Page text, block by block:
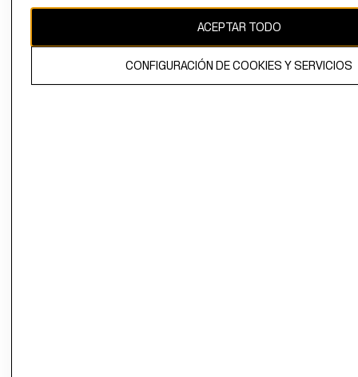
El contenido de esta página web está protegido por copyright y es
ACEPTAR TODO
CONFIGURACIÓN DE COOKIES Y SERVICIOS